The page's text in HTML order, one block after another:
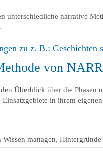
narrative
zu z. B.: Geschichten
von
Überblick über die Phasen
in ihrem
managen,